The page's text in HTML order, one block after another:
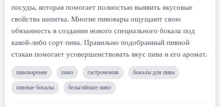
посуды, которая помогает полностью выявить вкусовые
свойства напитка. Многие пивовары ощущают свою
обязанность в создании нового специального бокала под
какой-либо сорт пива. Правильно подобранный пивной
стакан помогает усовершенствовать вкус пива и его аромат.
пивоварение пиво гастрономия бокалы для пива
пивные бокалы бельгийское пиво